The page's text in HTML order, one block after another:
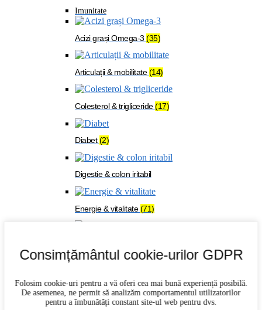
Imunitate
Acizi grași Omega-3 (35)
Articulații & mobilitate(14)
Colesterol & trigliceride(17)
Diabet(2)
Digestie & colon iritabil
Energie & vitalitate(71)
Consimțământul cookie-urilor GDPR
Folosim cookie-uri pentru a vă oferi cea mai bună experiență posibilă.
De asemenea, ne permit să analizăm comportamentul utilizatorilor
pentru a îmbunătăți constant site-ul web pentru dvs.